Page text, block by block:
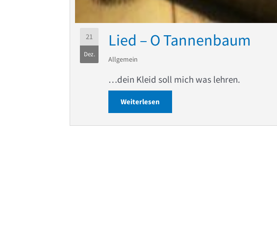
21
Dez.
Lied – O Tannenbaum
Allgemein
…dein Kleid soll mich was lehren.
Weiterlesen